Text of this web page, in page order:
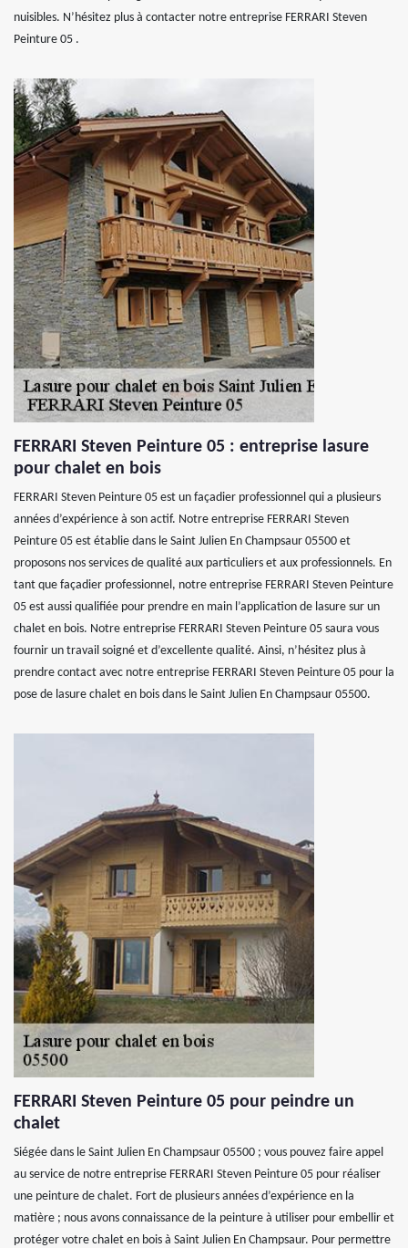
nuisibles. N’hésitez plus à contacter notre entreprise FERRARI Steven
Peinture 05 .
FERRARI Steven Peinture 05 : entreprise lasure
pour chalet en bois
FERRARI Steven Peinture 05 est un façadier professionnel qui a plusieurs
années d’expérience à son actif. Notre entreprise FERRARI Steven
Peinture 05 est établie dans le Saint Julien En Champsaur 05500 et
proposons nos services de qualité aux particuliers et aux professionnels. En
tant que façadier professionnel, notre entreprise FERRARI Steven Peinture
05 est aussi qualifiée pour prendre en main l’application de lasure sur un
chalet en bois. Notre entreprise FERRARI Steven Peinture 05 saura vous
fournir un travail soigné et d’excellente qualité. Ainsi, n’hésitez plus à
prendre contact avec notre entreprise FERRARI Steven Peinture 05 pour la
pose de lasure chalet en bois dans le Saint Julien En Champsaur 05500.
FERRARI Steven Peinture 05 pour peindre un
chalet
Siégée dans le Saint Julien En Champsaur 05500 ; vous pouvez faire appel
au service de notre entreprise FERRARI Steven Peinture 05 pour réaliser
une peinture de chalet. Fort de plusieurs années d’expérience en la
matière ; nous avons connaissance de la peinture à utiliser pour embellir et
protéger votre chalet en bois à Saint Julien En Champsaur. Pour permettre